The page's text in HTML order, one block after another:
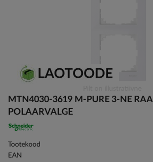
to
the
of
images
gallery
MTN4030-3619 M-PURE 3-NE
POLAARVALGE
Tootekood
EAN